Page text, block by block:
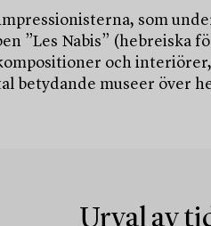
som
”Les Nabis” (hebreiska
och
betydande museer över
Urval av